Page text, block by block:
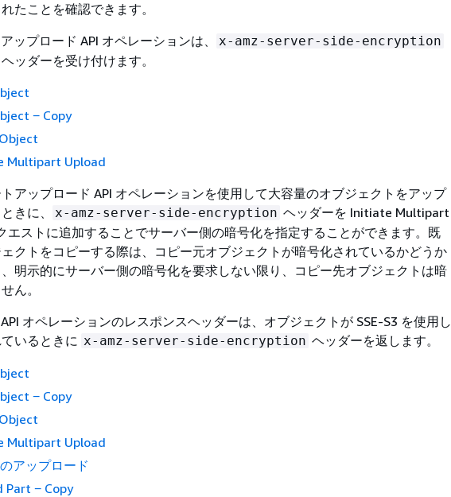
たことを確認できます。
ップロード API オペレーションは、
x-amz-server-side-encryption
ッダーを受け付けます。
− Copy
Multipart Upload
アップロード API オペレーションを使用して大容量のオブジェクトをアップ
きに、
x-amz-server-side-encryption ヘッダーを Initiate Multipart
エストに追加することでサーバー側の暗号化を指定することができます。既
クトをコピーする際は、コピー元オブジェクトが暗号化されているかどうか
明示的にサーバー側の暗号化を要求しない限り、コピー先オブジェクトは暗
ん。
オペレーションのレスポンスヘッダーは、オブジェクトが SSE-S3 を使用し
いるときに x-amz-server-side-encryption ヘッダーを返します。
− Copy
Multipart Upload
アップロード
Part − Copy